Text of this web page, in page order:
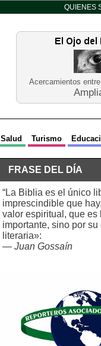
QUIENES
Acercamientos
Salud Turismo
FRASE DEL DÍA
“La Biblia es el único
imprescindible que
valor espiritual, que es
importante, sino por su
literaria»:
— Juan Gossaín